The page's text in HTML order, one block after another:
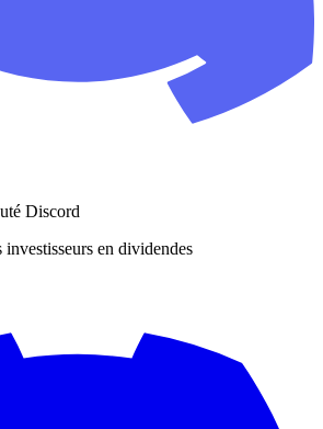
Discord
investisseurs en dividendes